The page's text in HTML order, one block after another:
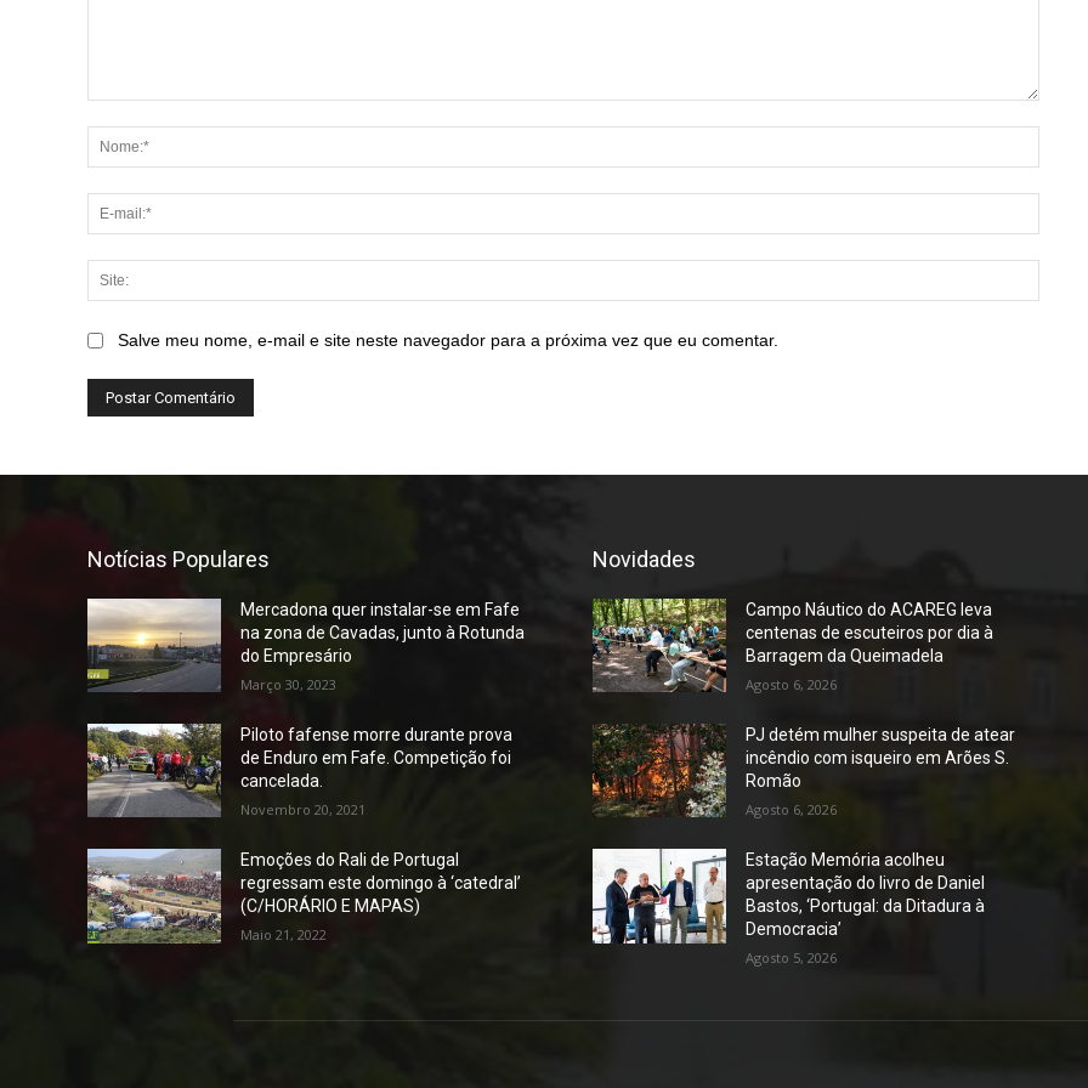
Salve meu nome, e-mail e site neste navegador para a próxima vez que eu comentar.
Notícias Populares
Mercadona quer instalar-se em Fafe
na zona de Cavadas, junto à Rotunda
do Empresário
Março 30, 2023
Piloto fafense morre durante prova
de Enduro em Fafe. Competição foi
cancelada.
Novembro 20, 2021
Emoções do Rali de Portugal
regressam este domingo à ‘catedral’
(C/HORÁRIO E MAPAS)
Maio 21, 2022
Novidades
Campo Náutico do ACAREG leva
centenas de escuteiros por dia à
Barragem da Queimadela
Agosto 6, 2026
PJ detém mulher suspeita de atear
incêndio com isqueiro em Arões S.
Romão
Agosto 6, 2026
Estação Memória acolheu
apresentação do livro de Daniel
Bastos, ‘Portugal: da Ditadura à
Democracia’
Agosto 5, 2026